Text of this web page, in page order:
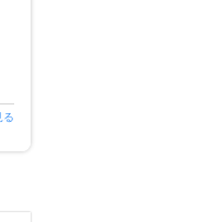
る